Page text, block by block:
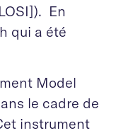
En
qui a été
Model
le cadre de
instrument